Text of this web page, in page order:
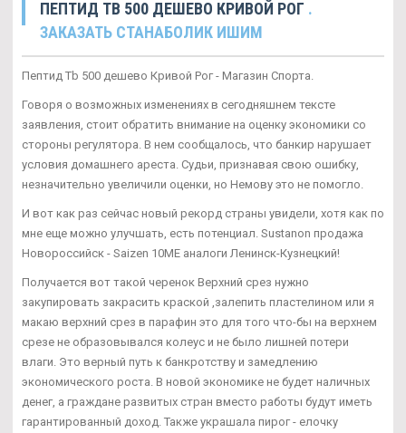
ПЕПТИД TB 500 ДЕШЕВО КРИВОЙ РОГ .
ЗАКАЗАТЬ СТАНАБОЛИК ИШИМ
Пептид Tb 500 дешево Кривой Рог - Магазин Спорта.
Говоря о возможных изменениях в сегодняшнем тексте
заявления, стоит обратить внимание на оценку экономики со
стороны регулятора. В нем сообщалось, что банкир нарушает
условия домашнего ареста. Судьи, признавая свою ошибку,
незначительно увеличили оценки, но Немову это не помогло.
И вот как раз сейчас новый рекорд страны увидели, хотя как по
мне еще можно улучшать, есть потенциал. Sustanon продажа
Новороссийск - Saizen 10ME аналоги Ленинск-Кузнецкий!
Получается вот такой черенок Верхний срез нужно
закупировать закрасить краской ,залепить пластелином или я
макаю верхний срез в парафин это для того что-бы на верхнем
срезе не образовывался колеус и не было лишней потери
влаги. Это верный путь к банкротству и замедлению
экономического роста. В новой экономике не будет наличных
денег, а граждане развитых стран вместо работы будут иметь
гарантированный доход. Также украшала пирог - елочку